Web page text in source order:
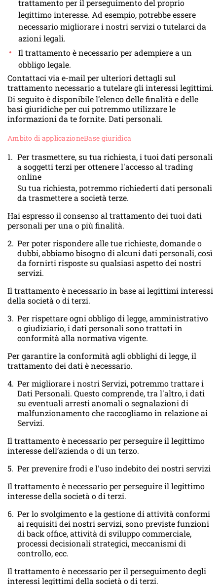
trattamento per il perseguimento del proprio
legittimo interesse. Ad esempio, potrebbe essere
necessario migliorare i nostri servizi o tutelarci da
azioni legali.
Il trattamento è necessario per adempiere a un
obbligo legale.
Contattaci via e-mail per ulteriori dettagli sul
trattamento necessario a tutelare gli interessi legittimi.
Di seguito è disponibile l’elenco delle finalità e delle
basi giuridiche per cui potremmo utilizzare le
informazioni da te fornite. Dati personali.
Ambito di applicazioneBase giuridica
Per trasmettere, su tua richiesta, i tuoi dati personali
a soggetti terzi per ottenere l'accesso al trading
online
Su tua richiesta, potremmo richiederti dati personali
da trasmettere a società terze.
Hai espresso il consenso al trattamento dei tuoi dati
personali per una o più finalità.
Per poter rispondere alle tue richieste, domande o
dubbi, abbiamo bisogno di alcuni dati personali, così
da fornirti risposte su qualsiasi aspetto dei nostri
servizi.
Il trattamento è necessario in base ai legittimi interessi
della società o di terzi.
Per rispettare ogni obbligo di legge, amministrativo
o giudiziario, i dati personali sono trattati in
conformità alla normativa vigente.
Per garantire la conformità agli obblighi di legge, il
trattamento dei dati è necessario.
Per migliorare i nostri Servizi, potremmo trattare i
Dati Personali. Questo comprende, tra l'altro, i dati
su eventuali arresti anomali o segnalazioni di
malfunzionamento che raccogliamo in relazione ai
Servizi.
Il trattamento è necessario per perseguire il legittimo
interesse dell’azienda o di un terzo.
Per prevenire frodi e l'uso indebito dei nostri servizi
Il trattamento è necessario per perseguire il legittimo
interesse della società o di terzi.
Per lo svolgimento e la gestione di attività conformi
ai requisiti dei nostri servizi, sono previste funzioni
di back office, attività di sviluppo commerciale,
processi decisionali strategici, meccanismi di
controllo, ecc.
Il trattamento è necessario per il perseguimento degli
interessi legittimi della società o di terzi.